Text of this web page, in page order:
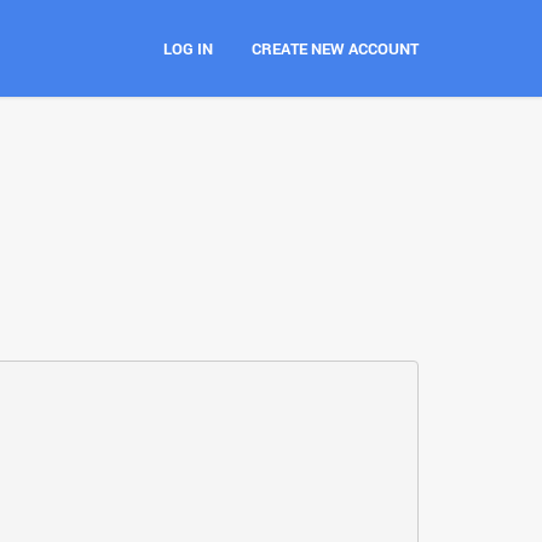
LOG IN CREATE NEW ACCOUNT